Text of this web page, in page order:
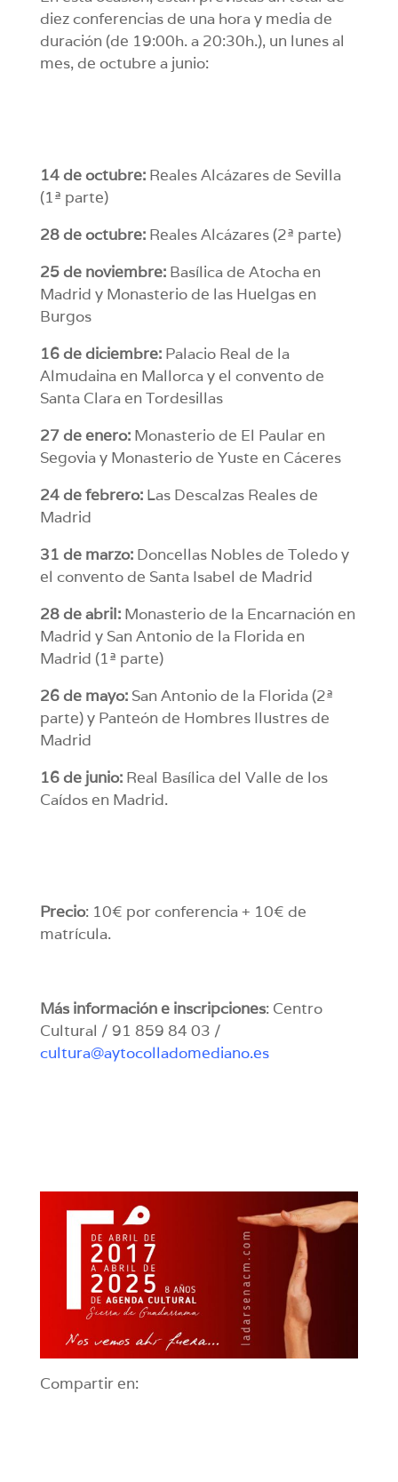
diez conferencias de una hora y media de
duración (de 19:00h. a 20:30h.), un lunes al
mes, de octubre a junio:
14 de octubre:Reales Alcázares de Sevilla
(1ª parte)
28 de octubre:Reales Alcázares (2ª parte)
25 de noviembre:Basílica de Atocha en
Madrid y Monasterio de las Huelgas en
Burgos
16 de diciembre:Palacio Real de la
Almudaina en Mallorca y el convento de
Santa Clara en Tordesillas
27 de enero:Monasterio de El Paular en
Segovia y Monasterio de Yuste en Cáceres
24 de febrero:Las Descalzas Reales de
Madrid
31 de marzo:Doncellas Nobles de Toledo y
el convento de Santa Isabel de Madrid
28 de abril:Monasterio de la Encarnación en
Madrid y San Antonio de la Florida en
Madrid (1ª parte)
26 de mayo:San Antonio de la Florida (2ª
parte) y Panteón de Hombres Ilustres de
Madrid
16 de junio:Real Basílica del Valle de los
Caídos en Madrid.
Precio: 10€ por conferencia + 10€ de
matrícula.
Más información e inscripciones: Centro
Cultural / 91 859 84 03 /
cultura@aytocolladomediano.es
Compartir en: